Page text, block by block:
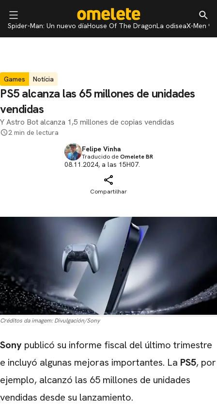
Spider-Man: Un nuevo díaHouse Of The DragonLa odiseaX-Men 97
Games Notícia
PS5 alcanza las 65 millones de unidades
vendidas
Y Astro Bot alcanza 1,5 millones de copias vendidas
2 min de lectura
Felipe Vinha
Traducido deOmelete BR
08.11.2024, a las 15H07.
Compartilhar
Créditos da imagem: Divulgación/Sony
Sony publicó su informe fiscal del último trimestre
e incluyó algunas mejoras importantes. La PS5, por
ejemplo, alcanzó las 65 millones de unidades
vendidas desde su lanzamiento.